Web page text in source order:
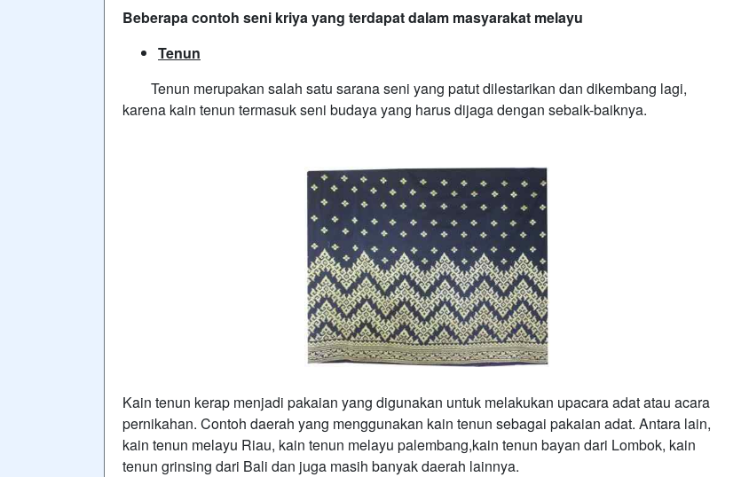
Beberapa contoh seni kriya yang terdapat dalam masyarakat melayu
Tenun
Tenun merupakan salah satu sarana seni yang patut dilestarikan dan dikembang lagi,
karena kain tenun termasuk seni budaya yang harus dijaga dengan sebaik-baiknya.
Kain tenun kerap menjadi pakaian yang digunakan untuk melakukan upacara adat atau acara
pernikahan. Contoh daerah yang menggunakan kain tenun sebagai pakaian adat. Antara lain,
kain tenun melayu Riau, kain tenun melayu palembang,kain tenun bayan dari Lombok, kain
tenun grinsing dari Bali dan juga masih banyak daerah lainnya.